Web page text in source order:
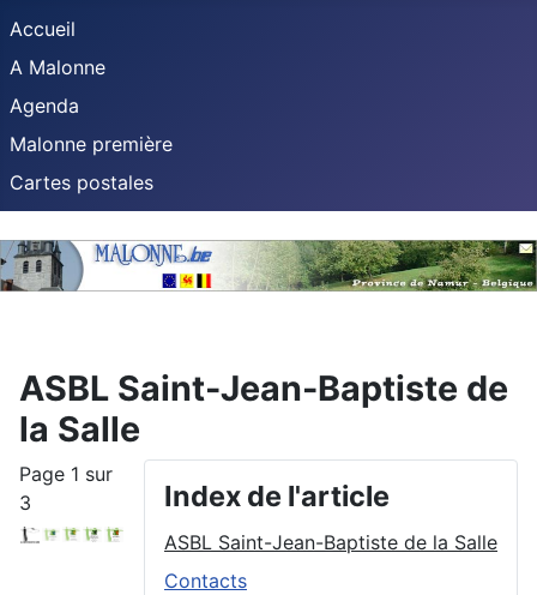
Accueil
A Malonne
Agenda
Malonne première
Cartes postales
ASBL Saint-Jean-Baptiste de
la Salle
Index de l'article
ASBL Saint-Jean-Baptiste de la Salle
Contacts
Page 1 sur
3